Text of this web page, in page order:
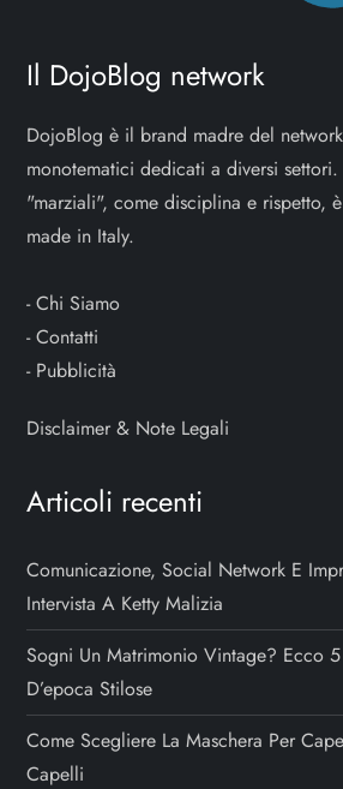
Il DojoBlog network
DojoBlog è il brand madre del
monotematici dedicati a diversi
"marziali", come disciplina e rispetto,
made in Italy.
-Chi Siamo
-Contatti
- Pubblicità
Disclaimer & Note Legali
Articoli recenti
Comunicazione, Social Network E
Intervista A Ketty Malizia
Sogni Un Matrimonio Vintage? Ecco
D’epoca Stilose
Come Scegliere La Maschera Per
Capelli